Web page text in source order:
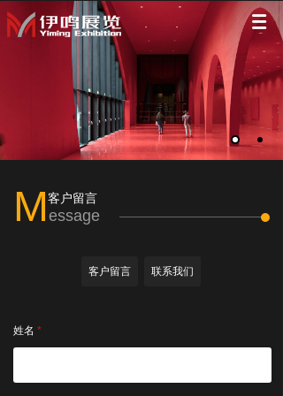
客户留言
Message
客户留言 联系我们
姓名 *